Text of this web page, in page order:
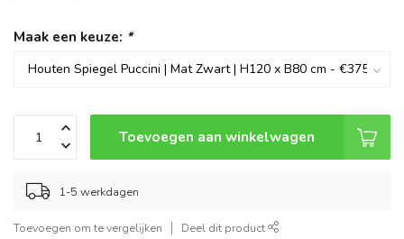
Maak een keuze: *
Toevoegen aan winkelwagen
1-5 werkdagen
Toevoegen om te vergelijken Deel dit product